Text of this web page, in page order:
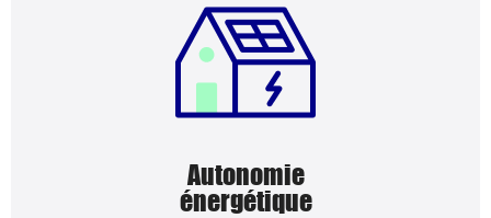
Autonomie
énergétique